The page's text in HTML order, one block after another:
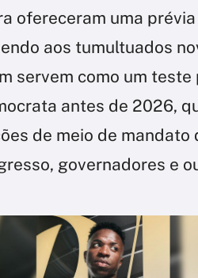
ofereceram uma
aos tumultuados
servem como um
antes de 2026,
de meio de
governadores e